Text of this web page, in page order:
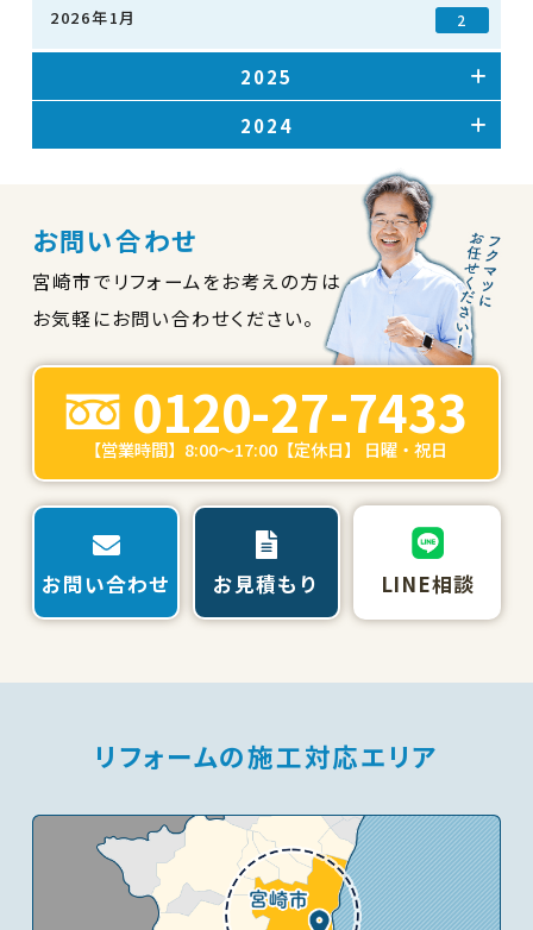
2026年1月 2
2025
2024
お問い合わせ
宮崎市でリフォームをお考えの方は
お気軽にお問い合わせください。
0120-27-7433
【営業時間】8:00～17:00【定休日】 日曜・祝日
お問い合わせ お見積もり LINE相談
リフォームの施工対応エリア